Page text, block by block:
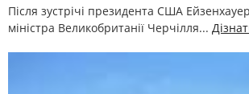
Після зустрічі президента США
міністра Великобританії Черчілля...